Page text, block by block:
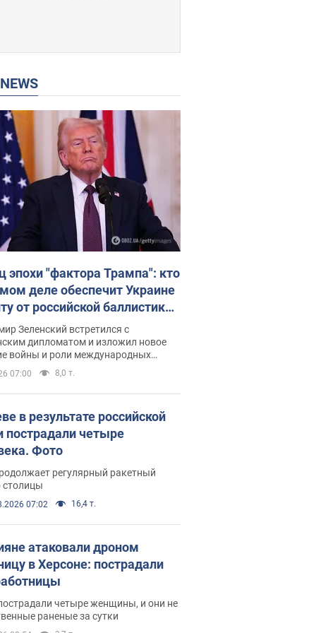
NEWS
эпохи "фактора Трампа": кто
деле обеспечит Украине
от российской баллистики.
с Безсмертным
Зеленский встретился с
дипломатом и изложил новое
войны и роли международных
в борьбе с Россией
07:00 8,0 т.
в результате российской
пострадали четыре
Фото
регулярный ракетный
столицы
07:02 16,4 т.
атаковали дроном
в Херсоне: пострадали
четыре женщины, и они не
раненые за сутки